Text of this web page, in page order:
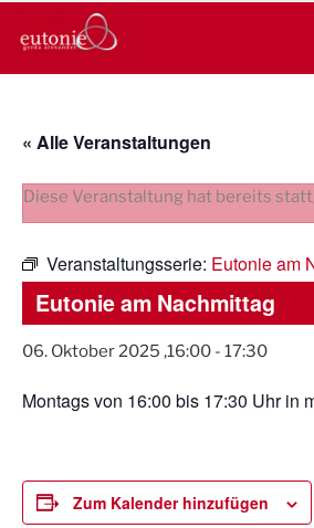
Inhalt
EUTONIE.DE
Lebensbalance durch körperliche
« Alle Veranstaltungen
Diese Veranstaltung hat bereits
Veranstaltungsserie: Eutonie am
Eutonie am Nachmittag
06. Oktober 2025 ,16:00 - 17:30
Montags von 16:00 bis 17:30 Uhr in
Zum Kalender hinzufügen